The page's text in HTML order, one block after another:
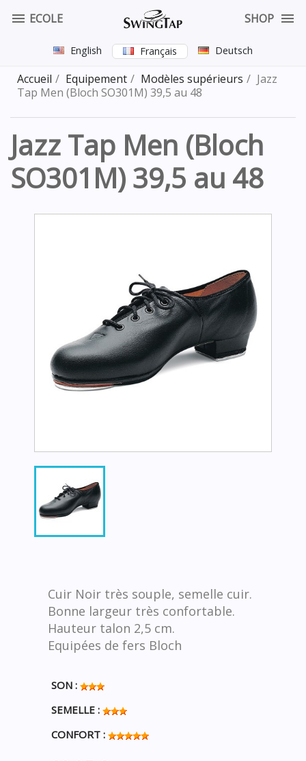
 ECOLE SHOP 
English Français Deutsch
Accueil Equipement Modèles supérieurs
Jazz
Tap Men (Bloch SO301M) 39,5 au 48
Jazz Tap Men (Bloch
SO301M) 39,5 au 48
Cuir Noir très souple, semelle cuir.
Bonne largeur très confortable.
Hauteur talon 2,5 cm.
Equipées de fers Bloch
SON :
SEMELLE :
CONFORT :